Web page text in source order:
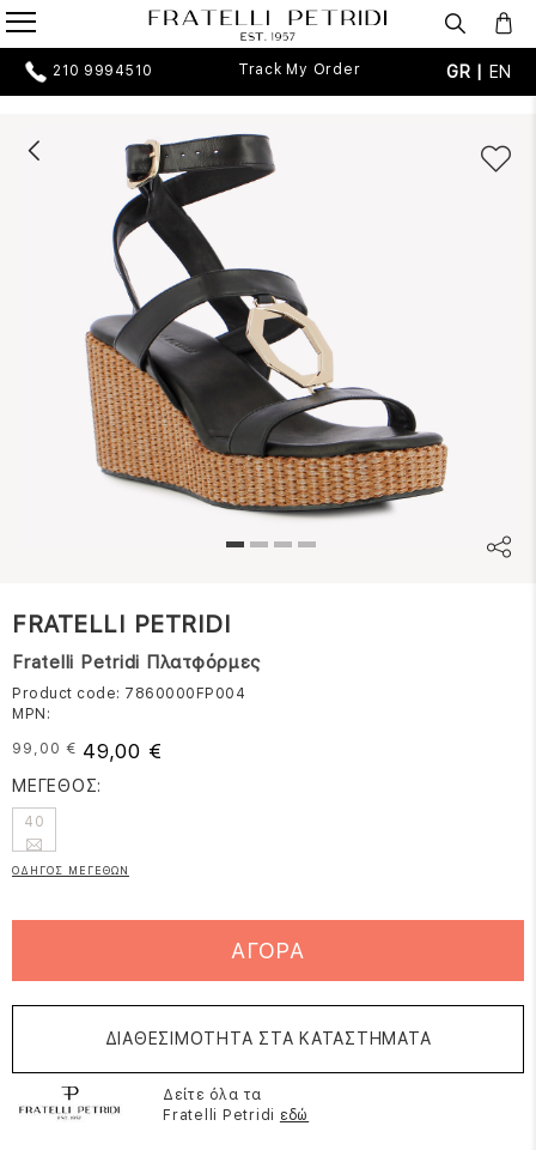
210 9994510 Track My Order GR | EN
FRATELLI PETRIDI
Fratelli Petridi Πλατφόρμες
Product code: 7860000FP004
MPN:
99,00 € 49,00 €
ΜΕΓΕΘΟΣ:
40
ΟΔΗΓΟΣ ΜΕΓΕΘΩΝ
ΑΓΟΡΑ
ΔΙΑΘΕΣΙΜΟΤΗΤΑ ΣΤΑ ΚΑΤΑΣΤΗΜΑΤΑ
Δείτε όλα τα
Fratelli Petridi εδώ